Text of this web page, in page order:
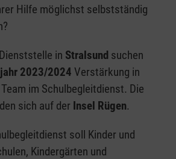
Hilfe möglichst selbstständig
in Stralsund suchen
2023/2024 Verstärkung in
im Schulbegleitdienst. Die
sich auf der Insel Rügen.
soll Kinder und
Kindergärten und